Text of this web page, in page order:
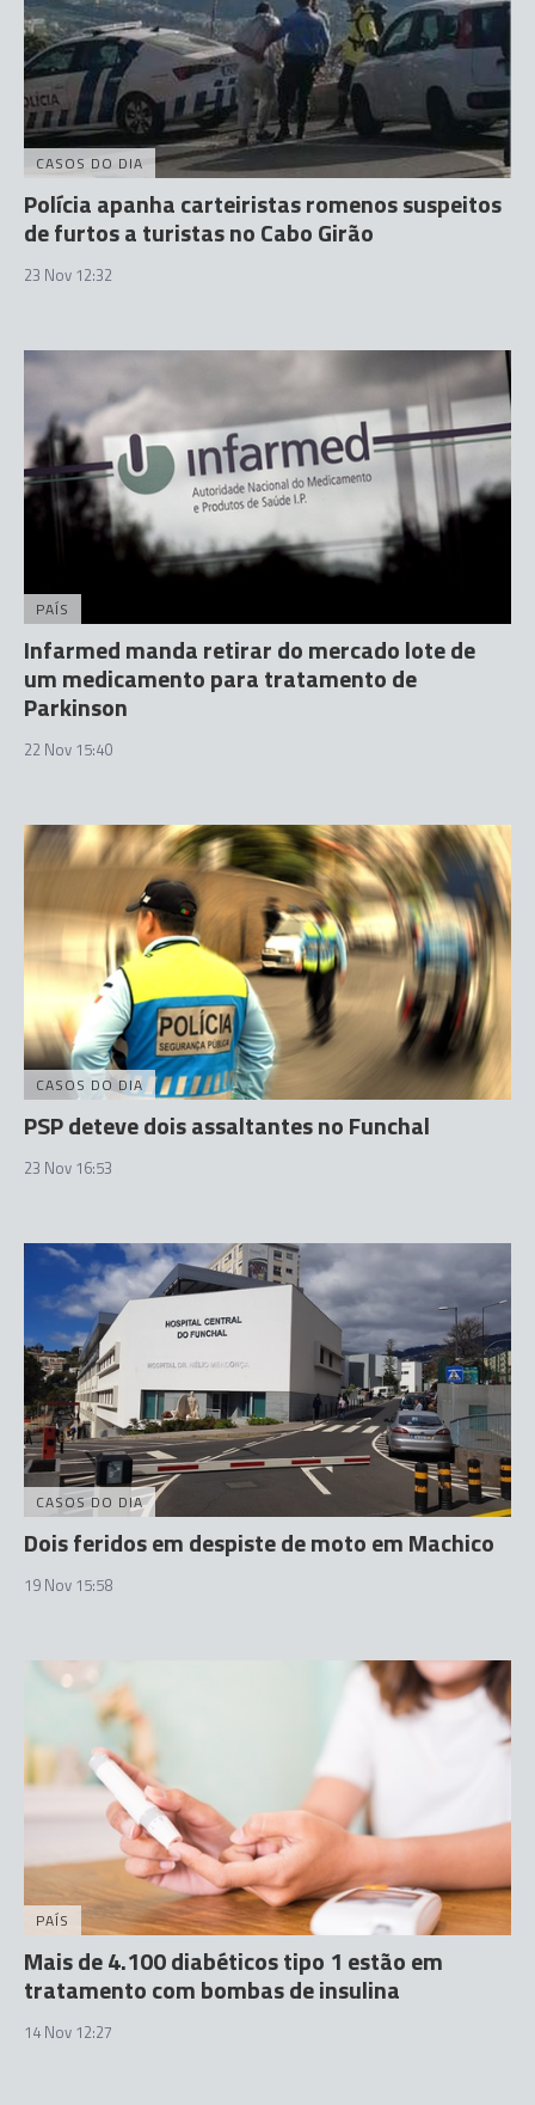
CASOS DO DIA
Polícia apanha carteiristas romenos suspeitos
de furtos a turistas no Cabo Girão
23 Nov 12:32
PAÍS
Infarmed manda retirar do mercado lote de
um medicamento para tratamento de
Parkinson
22 Nov 15:40
CASOS DO DIA
PSP deteve dois assaltantes no Funchal
23 Nov 16:53
CASOS DO DIA
Dois feridos em despiste de moto em Machico
19 Nov 15:58
PAÍS
Mais de 4.100 diabéticos tipo 1 estão em
tratamento com bombas de insulina
14 Nov 12:27